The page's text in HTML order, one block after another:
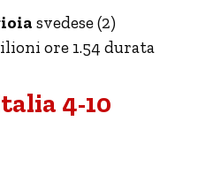
svedese (2)
ore 1.54 durata
4-10